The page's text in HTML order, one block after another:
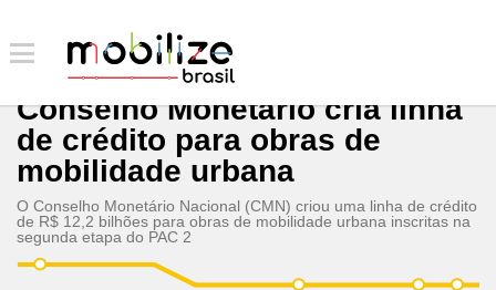
Conselho Monetário cria linha
de crédito para obras de
mobilidade urbana
O Conselho Monetário Nacional (CMN) criou uma linha de crédito
de R$ 12,2 bilhões para obras de mobilidade urbana inscritas na
segunda etapa do PAC 2